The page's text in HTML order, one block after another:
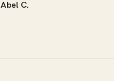
Abel C.